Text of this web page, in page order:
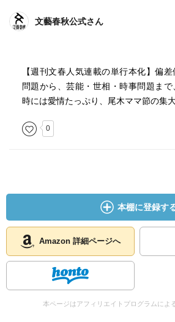
文藝春秋公式さん
【週刊文春人気連載の単行本化】偏
問題から、芸能・世相・時事問題まで
時には愛情たっぷり、尾木ママ節の集大
0
本棚に登録す
Amazon 詳細ページへ
本ページはアフィリエイトプログラムによ